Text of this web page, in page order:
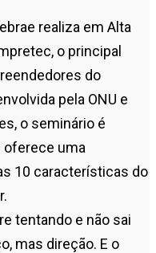
realiza em Alta
o principal
do
pela ONU e
o seminário é
oferece uma
10 características do
tentando e não sai
mas direção. E o